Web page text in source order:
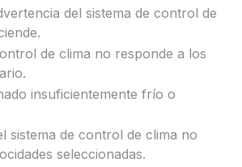
del sistema de control de
de clima no responde a los
insuficientemente frío o
sistema de control de clima no
seleccionadas.